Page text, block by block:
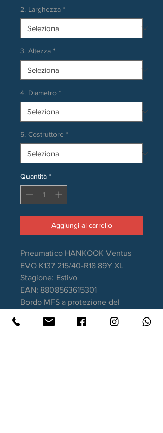
2. Larghezza *
3. Altezza *
4. Diametro *
5. Costruttore *
Quantità *
Aggiungi al carrello
Pneumatico HANKOOK Ventus
EVO K137 215/40-R18 89Y XL
Stagione: Estivo
EAN: 8808563615301
Bordo MFS a protezione del
Aderenza sul bagnato: A